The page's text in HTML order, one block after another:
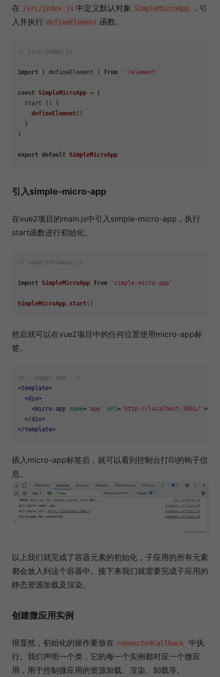
在 /src/index.js 中定义默认对象 SimpleMicroApp
，引
入并执行 defineElement 函数。
// /src/index.js
import { defineElement } from './element'
const SimpleMicroApp = {
  start () {
defineElement()
  }
}
export default SimpleMicroApp
引入simple-micro-app
在vue2项目的main.js中引入simple-micro-app，执行
start函数进行初始化。
// vue2/src/main.js
import SimpleMicroApp from 'simple-micro-app'
SimpleMicroApp . start
然后就可以在vue2项目中的任何位置使用micro-app标
签。
<!-- page1.vue -->
<template>
<div>
<micro-app name= 'app' url= 'http://localhost:3001/' ></
</div>
</template>
插入micro-app标签后，就可以看到控制台打印的钩子信
息。
以上我们就完成了容器元素的初始化，子应用的所有元素
都会放入到这个容器中。接下来我们就需要完成子应用的
静态资源加载及渲染。
创建微应用实例
很显然，初始化的操作要放在 connectedCallback
中执
行。我们声明一个类，它的每一个实例都对应一个微应
用，用于控制微应用的资源加载、渲染、卸载等。